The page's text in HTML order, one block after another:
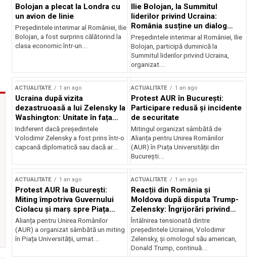
Bolojan a plecat la Londra cu
un avion de linie
Președintele interimar al României, Ilie
Bolojan, a fost surprins călătorind la
clasa economic într-un...
Ilie Bolojan, la Summitul
liderilor privind Ucraina:
România susține un dialog
transatlantic pentru securitate
și stabilitate
Președintele interimar al României, Ilie
Bolojan, participă duminică la
Summitul liderilor privind Ucraina,
organizat...
ACTUALITATE 1 an ago
Ucraina după vizita
dezastruoasă a lui Zelensky la
Washington: Unitate în fața
incertitudinii
Indiferent dacă președintele
Volodimir Zelensky a fost prins într-o
capcană diplomatică sau dacă ar...
ACTUALITATE 1 an ago
Protest AUR în București:
Participare redusă și incidente
de securitate
Mitingul organizat sâmbătă de
Alianța pentru Unirea Românilor
(AUR) în Piața Universității din
București...
ACTUALITATE 1 an ago
Protest AUR la București:
Miting împotriva Guvernului
Ciolacu și marș spre Piața
Victoriei
Alianța pentru Unirea Românilor
(AUR) a organizat sâmbătă un miting
în Piața Universității, urmat...
ACTUALITATE 1 an ago
Reacții din România și
Moldova după disputa Trump-
Zelensky: Îngrijorări privind
securitatea regională
Întâlnirea tensionată dintre
președintele Ucrainei, Volodimir
Zelensky, și omologul său american,
Donald Trump, continuă...